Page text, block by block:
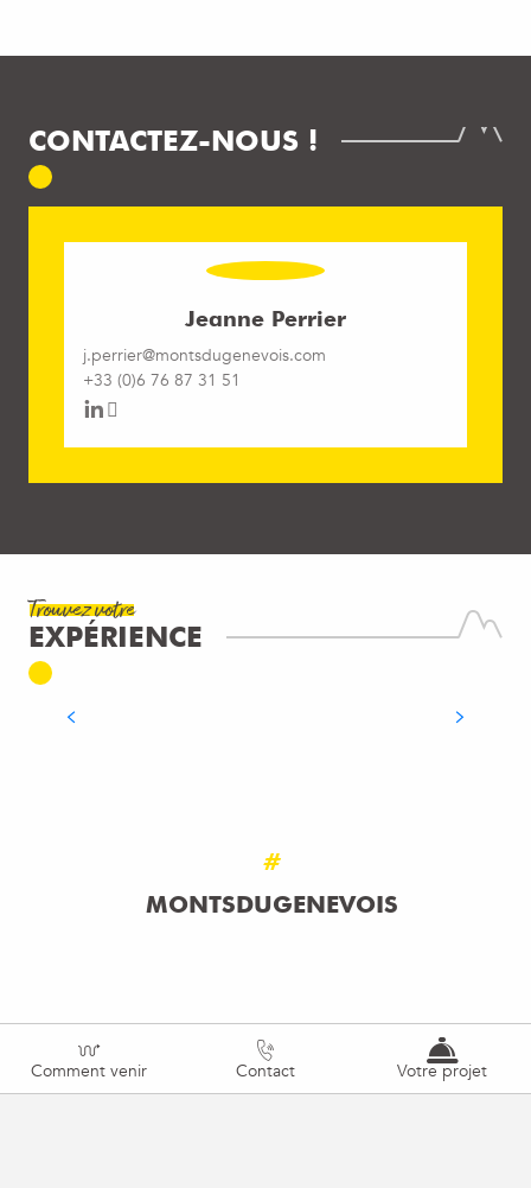
CONTACTEZ-NOUS !
Jeanne Perrier
j.perrier@montsdugenevois.com
+33 (0)6 76 87 31 51
Trouvez votre
EXPÉRIENCE
#
MONTSDUGENEVOIS
Comment venir Contact Votre projet